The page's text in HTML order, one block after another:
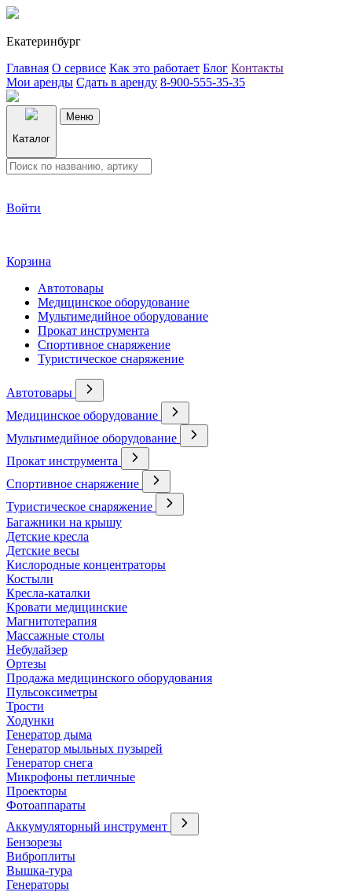
Екатеринбург
Главная О сервисе Как это работает Блог Контакты
Мои аренды Сдать в аренду 8-900-555-35-35
Каталог
Меню
Войти
Корзина
Автотовары
Медицинское оборудование
Мультимедийное оборудование
Прокат инструмента
Спортивное снаряжение
Туристическое снаряжение
Автотовары
Медицинское оборудование
Мультимедийное оборудование
Прокат инструмента
Спортивное снаряжение
Туристическое снаряжение
Багажники на крышу
Детские кресла
Детские весы
Кислородные концентраторы
Костыли
Кресла-каталки
Кровати медицинские
Магнитотерапия
Массажные столы
Небулайзер
Ортезы
Продажа медицинского оборудования
Пульсоксиметры
Трости
Ходунки
Генератор дыма
Генератор мыльных пузырей
Генератор снега
Микрофоны петличные
Проекторы
Фотоаппараты
Аккумуляторный инструмент
Бензорезы
Виброплиты
Вышка-тура
Генераторы